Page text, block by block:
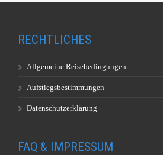
RECHTLICHES
Allgemeine Reisebedingungen
Aufstiegsbestimmungen
Datenschutzerklärung
FAQ & IMPRESSUM